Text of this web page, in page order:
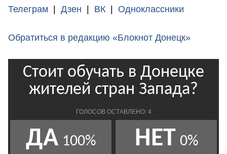
Телеграм | Дзен | ВК | Одноклассники
Обратиться в редакцию «Блокнот Донецк»